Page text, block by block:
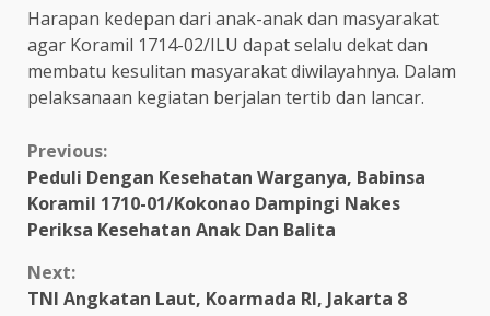
Harapan kedepan dari anak-anak dan masyarakat
agar Koramil 1714-02/ILU dapat selalu dekat dan
membatu kesulitan masyarakat diwilayahnya. Dalam
pelaksanaan kegiatan berjalan tertib dan lancar.
Continue
Reading
Previous:
Peduli Dengan Kesehatan Warganya, Babinsa
Koramil 1710-01/Kokonao Dampingi Nakes
Periksa Kesehatan Anak Dan Balita
Next:
TNI Angkatan Laut, Koarmada RI, Jakarta 8